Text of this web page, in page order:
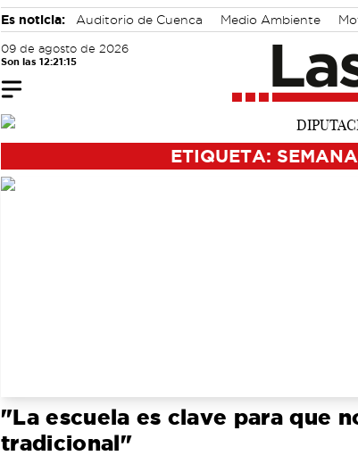
Es noticia: Auditorio de Cuenca Medio Ambiente
09 de agosto de 2026
Son las 12:21:15
ETIQUETA:
"La escuela es clave para que
tradicional"